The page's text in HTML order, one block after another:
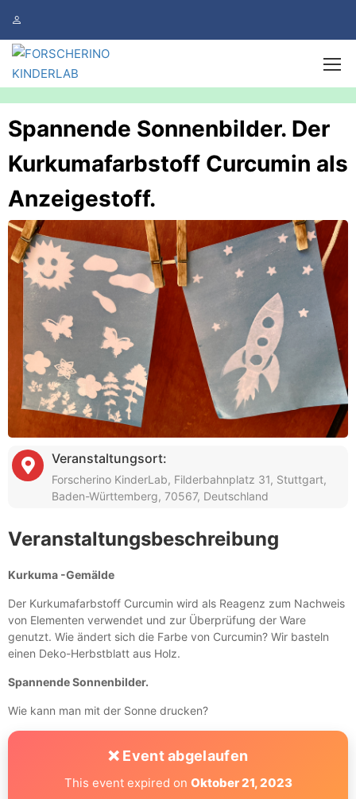
Spannende Sonnenbilder. Der
Kurkumafarbstoff Curcumin als
Anzeigestoff.
Veranstaltungsort:
Forscherino KinderLab, Filderbahnplatz 31, Stuttgart,
Baden-Württemberg, 70567, Deutschland
Veranstaltungsbeschreibung
Kurkuma -Gemälde
Der Kurkumafarbstoff Curcumin wird als Reagenz zum Nachweis
von Elementen verwendet und zur Überprüfung der Ware
genutzt. Wie ändert sich die Farbe von Curcumin? Wir basteln
einen Deko-Herbstblatt aus Holz.
Spannende Sonnenbilder.
Wie kann man mit der Sonne drucken?
❌ Event abgelaufen
This event expired on Oktober 21, 2023